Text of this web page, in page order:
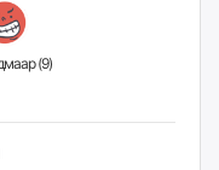
Үзэн ядмаар (9)